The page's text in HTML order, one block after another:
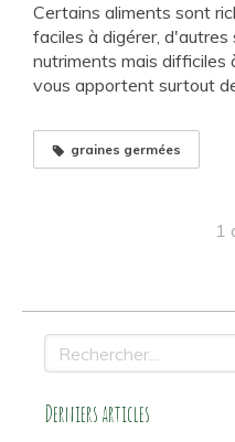
Certains aliments sont
faciles à digérer,
nutriments mais difficiles
vous apportent surtout
graines germées
1
Rechercher
Derniers articles